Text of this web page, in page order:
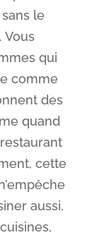
le
Vous
qui
comme
des
quand
cette
aussi,